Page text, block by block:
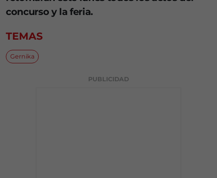
concurso y la feria.
TEMAS
Gernika
PUBLICIDAD